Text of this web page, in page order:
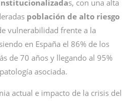
s, con una alta
población de alto riesgo
vulnerabilidad frente a la
en España el 86% de los
de 70 años y llegando al 95%
asociada.
actual e impacto de la crisis del